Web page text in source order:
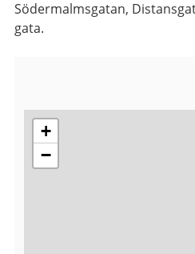
Södermalmsgatan,
gata.
+
−